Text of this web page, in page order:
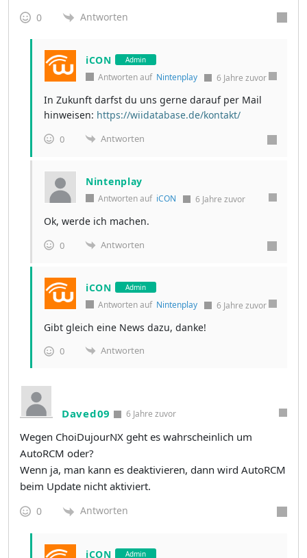
0 Antworten
iCON Admin
Antworten auf Nintenplay 6 Jahre zuvor
In Zukunft darfst du uns gerne darauf per Mail
hinweisen: https://wiidatabase.de/kontakt/
0 Antworten
Nintenplay
Antworten auf iCON 6 Jahre zuvor
Ok, werde ich machen.
0 Antworten
iCON Admin
Antworten auf Nintenplay 6 Jahre zuvor
Gibt gleich eine News dazu, danke!
0 Antworten
Daved09 6 Jahre zuvor
Wegen ChoiDujourNX geht es wahrscheinlich um
AutoRCM oder?
Wenn ja, man kann es deaktivieren, dann wird AutoRCM
beim Update nicht aktiviert.
0 Antworten
iCON Admin